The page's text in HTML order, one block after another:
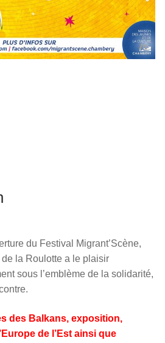
du Festival Migrant’Scène,
de la Roulotte a le plaisir
sous l’emblème de la solidarité,
des Balkans, exposition,
de l’Est ainsi que